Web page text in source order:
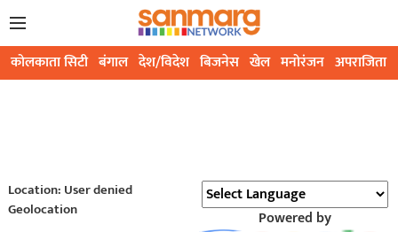
कोलकाता सिटी बंगाल देश/विदेश बिजनेस खेल मनोरंजन अपराजिता
Location: User denied
Geolocation
Powered by